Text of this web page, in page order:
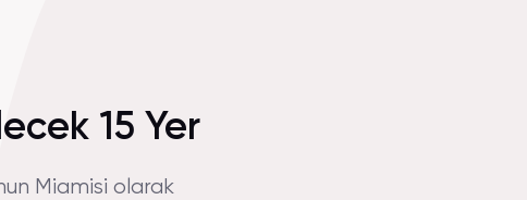
15 Yer
Miamisi olarak